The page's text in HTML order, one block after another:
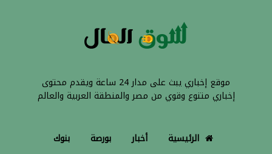
موقع إخباري يبث على مدار 24 ساعة ويقدم محتوى
إخباري متنوع وقوي من مصر والمنطقة العربية والعالم
الرئيسية أخبار بورصة بنوك